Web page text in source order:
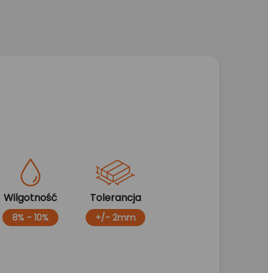
Wilgotność
8% - 10%
Tolerancja
+/- 2mm